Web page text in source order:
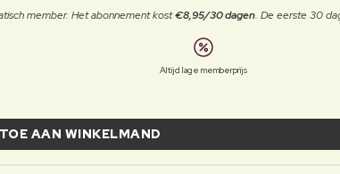
member. Het abonnement kost€8,95/30 dagen. De eerste 30
Altijd lage memberprijs
AAN WINKELMAND